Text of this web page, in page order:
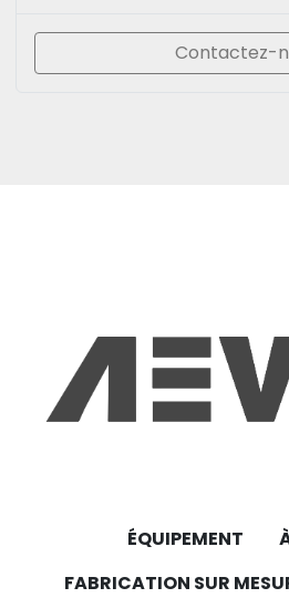
Contactez-
ÉQUIPEMENT
FABRICATION SUR